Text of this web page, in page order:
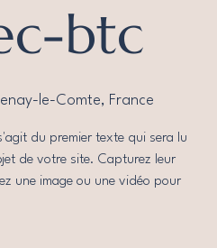
btc
le-Comte, France
du premier texte qui sera lu
de votre site. Capturez leur
une image ou une vidéo pour